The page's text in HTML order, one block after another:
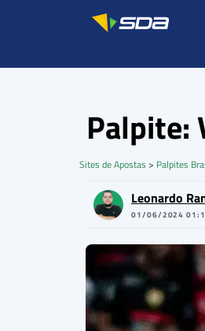
Palpite:
Sites de Apostas > Palpites
Leonardo
01/06/2024